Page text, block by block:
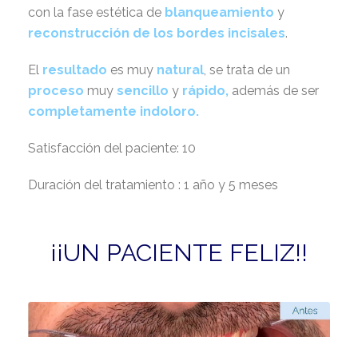
con la fase estética de blanqueamiento y
reconstrucción de los bordes incisales.
El resultado es muy natural, se trata de un
proceso muy sencillo y rápido, además de ser
completamente indoloro.
Satisfacción del paciente: 10
Duración del tratamiento : 1 año y 5 meses
¡¡UN PACIENTE FELIZ!!